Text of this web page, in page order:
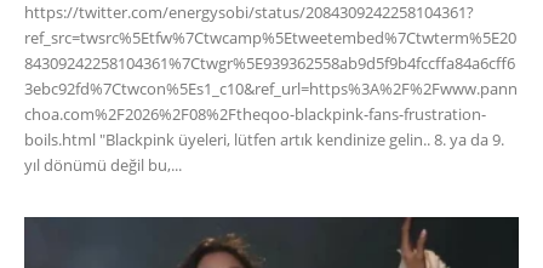
https://twitter.com/energysobi/status/2084309242258104361?
ref_src=twsrc%5Etfw%7Ctwcamp%5Etweetembed%7Ctwterm%5E20
84309242258104361%7Ctwgr%5E939362558ab9d5f9b4fccffa84a6cff6
3ebc92fd%7Ctwcon%5Es1_c10&ref_url=https%3A%2F%2Fwww.pann
choa.com%2F2026%2F08%2Ftheqoo-blackpink-fans-frustration-
boils.html "Blackpink üyeleri, lütfen artık kendinize gelin.. 8. ya da 9.
yıl dönümü değil bu,...